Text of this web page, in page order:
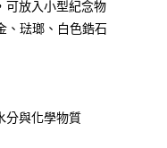
可放入小型紀念物
、琺瑯、白色鋯石
分與化學物質